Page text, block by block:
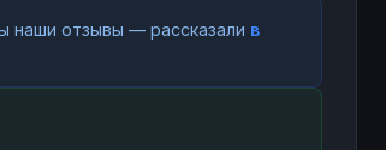
наши отзывы — рассказали в